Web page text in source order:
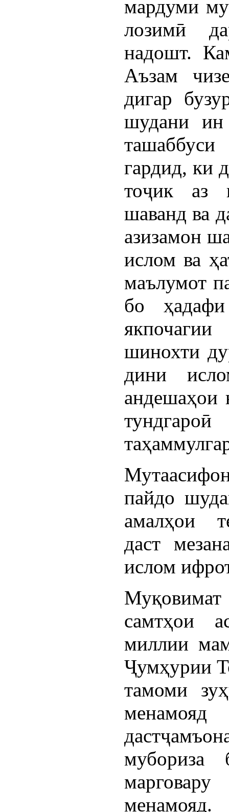
мардуми
лозимӣ
надошт.
Аъзам
дигар
шудани ин
гардид, ки
тоҷик аз
шаванд ва
азизамон
ислом ва
маълумот
бо
шинохти
дини
андешаҳои
пайдо
амалҳои
даст
ислом
самтҳои
миллии
Ҷумҳурии
тамоми
менамояд.